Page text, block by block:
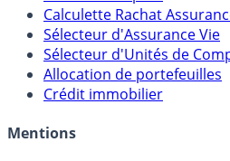
Calculette Rachat
Sélecteur d'Assurance Vie
Sélecteur d'Unités de
Allocation de portefeuilles
Crédit immobilier
Mentions